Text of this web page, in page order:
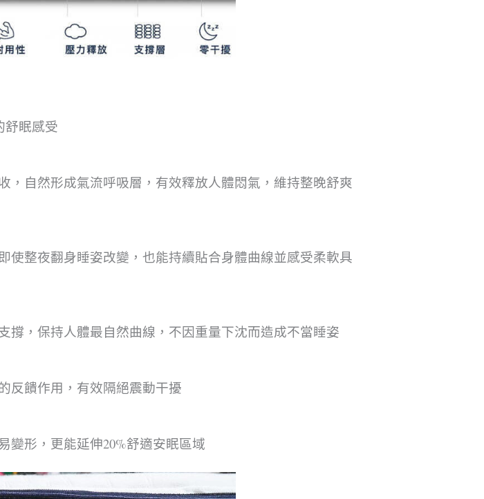
舒眠感受
，自然形成氣流呼吸層，有效釋放人體悶氣，維持整晚舒爽
使整夜翻身睡姿改變，也能持續貼合身體曲線並感受柔軟具
，保持人體最自然曲線，不因重量下沈而造成不當睡姿
反饋作用，有效隔絕震動干擾
變形，更能延伸20%舒適安眠區域